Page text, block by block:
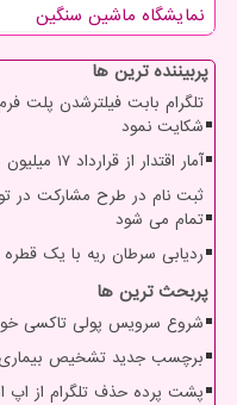
نمایشگاه ماشین سنگین
پربیننده ترین ها
تلگرام بابت فیلترشدن پلت
شکایت نمود
آمار اقتدار از قرارداد ۱۷ میلیون دلاری نانویی تا جایگاه چهارمی دنیا
تمام می شود
ردیابی سرطان ریه با یک
پربحث ترین ها
شروع سرویس پولی تاکسی
برچسب جدید تشخیص بیماری
پشت پرده حذف تلگرام از اپ